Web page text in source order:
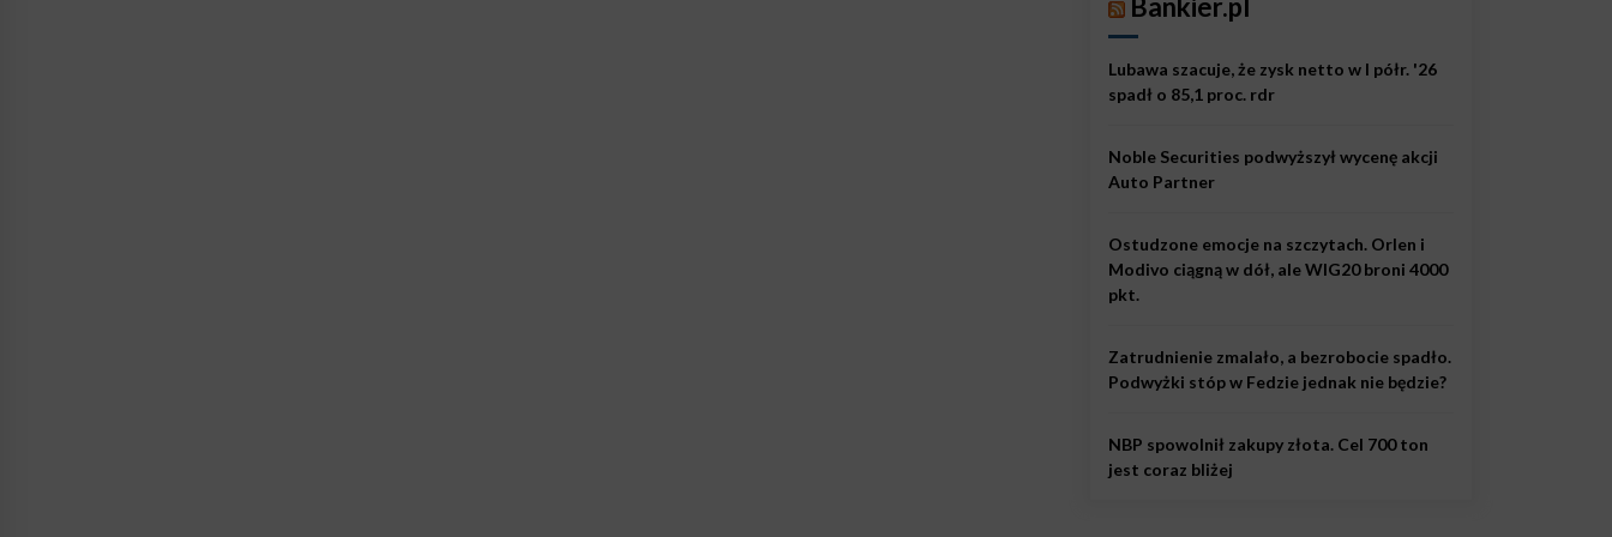
Bankier.pl
Lubawa szacuje, że zysk netto w I półr. '26
spadł o 85,1 proc. rdr
Noble Securities podwyższył wycenę akcji
Auto Partner
Ostudzone emocje na szczytach. Orlen i
Modivo ciągną w dół, ale WIG20 broni 4000
pkt.
Zatrudnienie zmalało, a bezrobocie spadło.
Podwyżki stóp w Fedzie jednak nie będzie?
NBP spowolnił zakupy złota. Cel 700 ton
jest coraz bliżej